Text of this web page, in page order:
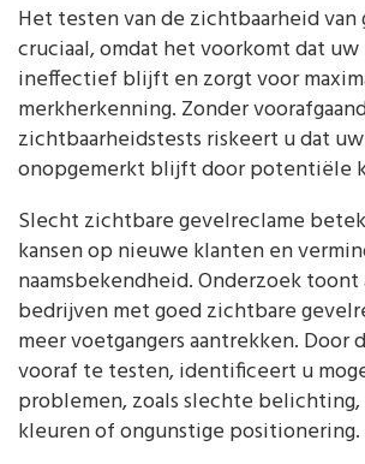
Het testen van de zichtbaarheid van
cruciaal, omdat het voorkomt dat
ineffectief blijft en zorgt voor
merkherkenning. Zonder
zichtbaarheidstests riskeert u dat
onopgemerkt blijft door potentiële
Slecht zichtbare gevelreclame
kansen op nieuwe klanten en
naamsbekendheid. Onderzoek toont
bedrijven met goed zichtbare
meer voetgangers aantrekken. Door
vooraf te testen, identificeert u
problemen, zoals slechte
kleuren of ongunstige positionering.